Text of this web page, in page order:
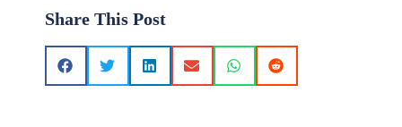
Share This Post